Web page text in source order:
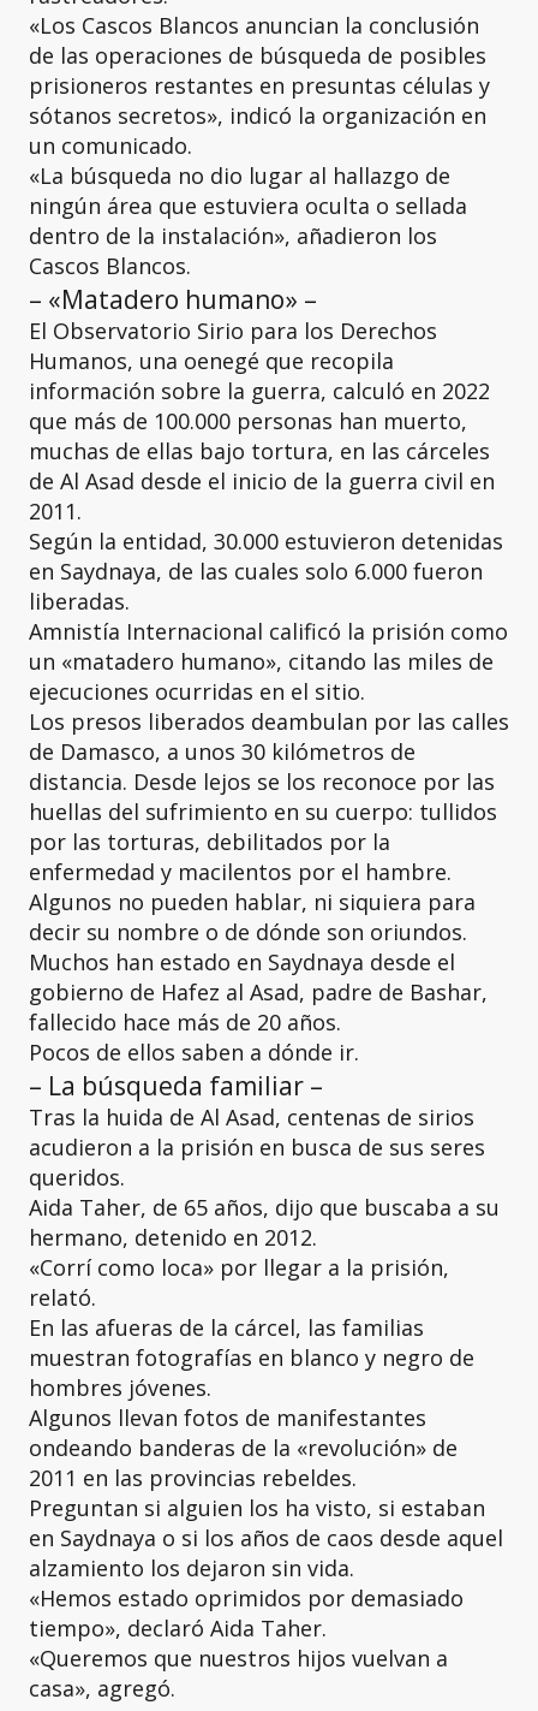
«Los Cascos Blancos anuncian la conclusión
de las operaciones de búsqueda de posibles
prisioneros restantes en presuntas células y
sótanos secretos», indicó la organización en
un comunicado.
«La búsqueda no dio lugar al hallazgo de
ningún área que estuviera oculta o sellada
dentro de la instalación», añadieron los
Cascos Blancos.
– «Matadero humano» –
El Observatorio Sirio para los Derechos
Humanos, una oenegé que recopila
información sobre la guerra, calculó en 2022
que más de 100.000 personas han muerto,
muchas de ellas bajo tortura, en las cárceles
de Al Asad desde el inicio de la guerra civil en
2011.
Según la entidad, 30.000 estuvieron detenidas
en Saydnaya, de las cuales solo 6.000 fueron
liberadas.
Amnistía Internacional calificó la prisión como
un «matadero humano», citando las miles de
ejecuciones ocurridas en el sitio.
Los presos liberados deambulan por las calles
de Damasco, a unos 30 kilómetros de
distancia. Desde lejos se los reconoce por las
huellas del sufrimiento en su cuerpo: tullidos
por las torturas, debilitados por la
enfermedad y macilentos por el hambre.
Algunos no pueden hablar, ni siquiera para
decir su nombre o de dónde son oriundos.
Muchos han estado en Saydnaya desde el
gobierno de Hafez al Asad, padre de Bashar,
fallecido hace más de 20 años.
Pocos de ellos saben a dónde ir.
– La búsqueda familiar –
Tras la huida de Al Asad, centenas de sirios
acudieron a la prisión en busca de sus seres
queridos.
Aida Taher, de 65 años, dijo que buscaba a su
hermano, detenido en 2012.
«Corrí como loca» por llegar a la prisión,
relató.
En las afueras de la cárcel, las familias
muestran fotografías en blanco y negro de
hombres jóvenes.
Algunos llevan fotos de manifestantes
ondeando banderas de la «revolución» de
2011 en las provincias rebeldes.
Preguntan si alguien los ha visto, si estaban
en Saydnaya o si los años de caos desde aquel
alzamiento los dejaron sin vida.
«Hemos estado oprimidos por demasiado
tiempo», declaró Aida Taher.
«Queremos que nuestros hijos vuelvan a
casa», agregó.